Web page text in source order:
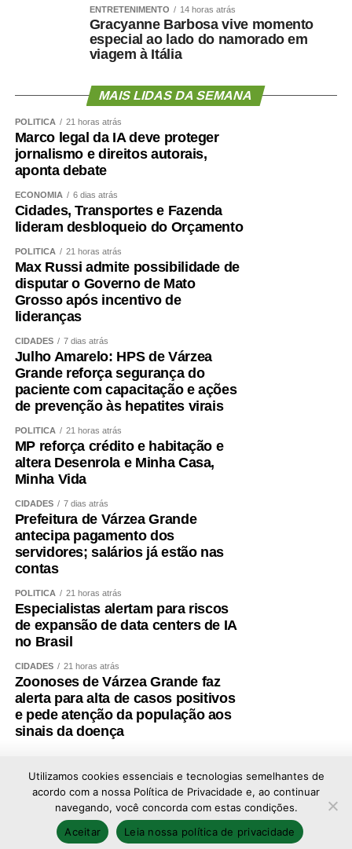
ENTRETENIMENTO 14 horas atrás
Gracyanne Barbosa vive momento
especial ao lado do namorado em
viagem à Itália
MAIS LIDAS DA SEMANA
POLÍTICA 21 horas atrás
Marco legal da IA deve proteger
jornalismo e direitos autorais,
aponta debate
ECONOMIA 6 dias atrás
Cidades, Transportes e Fazenda
lideram desbloqueio do Orçamento
POLÍTICA 21 horas atrás
Max Russi admite possibilidade de
disputar o Governo de Mato
Grosso após incentivo de
lideranças
CIDADES 7 dias atrás
Julho Amarelo: HPS de Várzea
Grande reforça segurança do
paciente com capacitação e ações
de prevenção às hepatites virais
POLÍTICA 21 horas atrás
MP reforça crédito e habitação e
altera Desenrola e Minha Casa,
Minha Vida
CIDADES 7 dias atrás
Prefeitura de Várzea Grande
antecipa pagamento dos
servidores; salários já estão nas
contas
POLÍTICA 21 horas atrás
Especialistas alertam para riscos
de expansão de data centers de IA
no Brasil
CIDADES 21 horas atrás
Zoonoses de Várzea Grande faz
alerta para alta de casos positivos
e pede atenção da população aos
sinais da doença
Copyright © 2026 - Todos os direitos reservados ao
portal Afolhanews
Utilizamos cookies essenciais e tecnologias semelhantes de
acordo com a nossa Política de Privacidade e, ao continuar
navegando, você concorda com estas condições.
Aceitar
Leia nossa política de privacidade